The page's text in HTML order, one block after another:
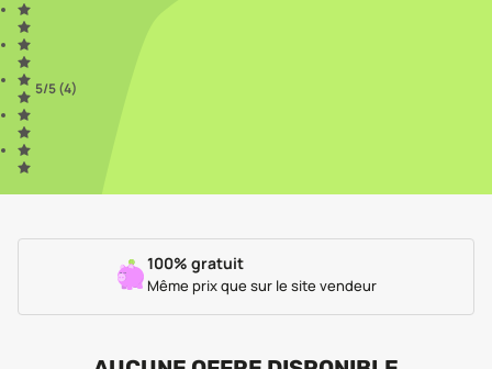
5/5 (4)
100% gratuit
Même prix que sur le site vendeur